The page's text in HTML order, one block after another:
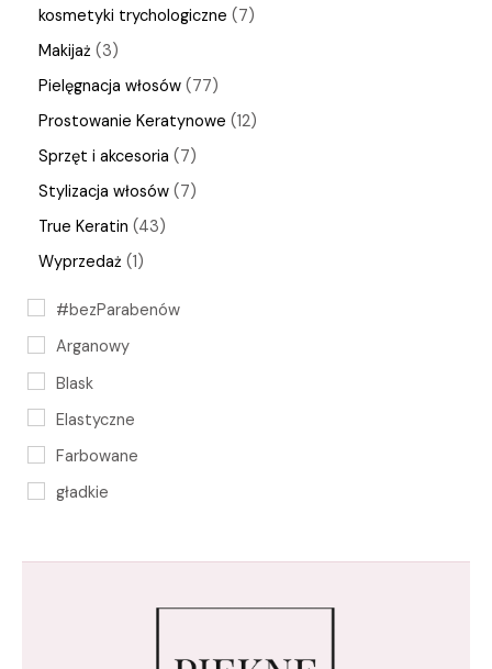
kosmetyki trychologiczne 7
Makijaż 3
Pielęgnacja włosów 77
Prostowanie Keratynowe 12
Sprzęt i akcesoria 7
Stylizacja włosów 7
True Keratin 43
Wyprzedaż 1
#bezParabenów
Arganowy
Blask
Elastyczne
Farbowane
gładkie
Keratynowa